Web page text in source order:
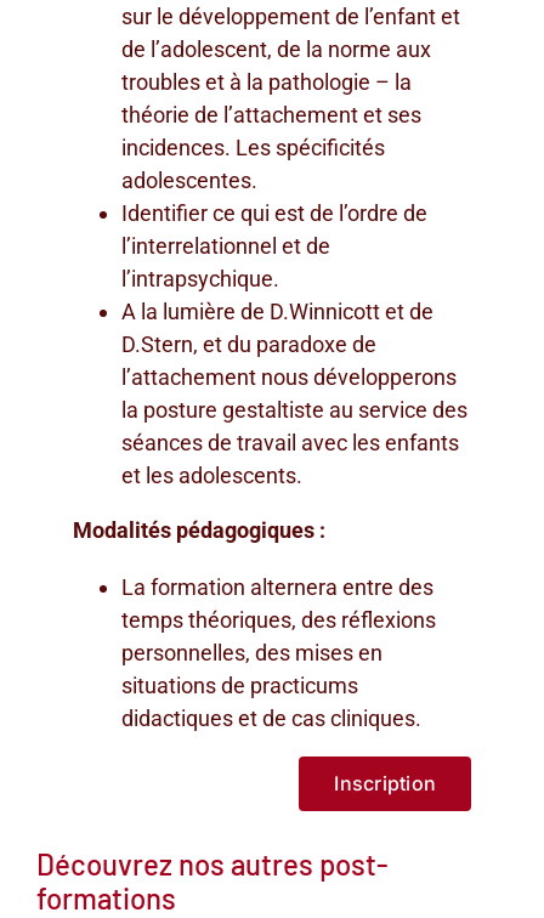
sur le développement de l’enfant et
de l’adolescent, de la norme aux
troubles et à la pathologie – la
théorie de l’attachement et ses
incidences. Les spécificités
adolescentes.
Identifier ce qui est de l’ordre de
l’interrelationnel et de
l’intrapsychique.
A la lumière de D.Winnicott et de
D.Stern, et du paradoxe de
l’attachement nous développerons
la posture gestaltiste au service des
séances de travail avec les enfants
et les adolescents.
Modalités pédagogiques :
La formation alternera entre des
temps théoriques, des réflexions
personnelles, des mises en
situations de practicums
didactiques et de cas cliniques.
Inscription
Découvrez nos autres post-
formations